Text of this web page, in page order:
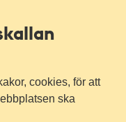
cookies, för att
ska